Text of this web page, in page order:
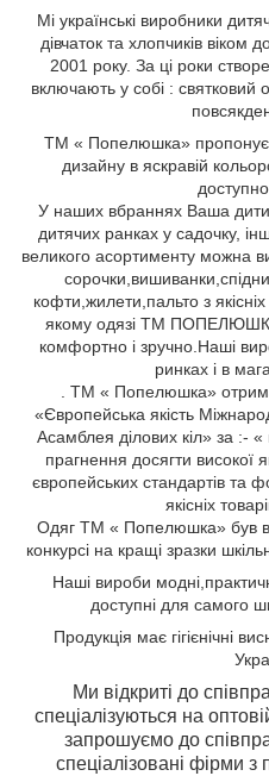
Мі українські виробники
дівчаток та хлопчиків віком
2001 року. За ці роки
включають у собі : святковий
ТМ « Попелюшка» пропонує
дизайну в яскравій
У наших вбраннях Ваша
дитячих ранках у садочку,
великого асортименту можна
кофти,жилети,пальто з
якому одязі ТМ ПОПЕЛЮШКА
комфортно і зручно.Наші
ринках і в
. ТМ « Попелюшка»
«Європейська якість
Асамблея ділових кіл» за :-
прагнення досягти високої
європейських стандартів та
якісніх
Одяг ТМ « Попелюшка» був
конкурсі на кращі зразки
Наші вироби модні,
доступні для самого
Продукція має гігієнічні
Ми відкриті до
спеціалізуються на
запрошуємо до
спеціалізовані фірми